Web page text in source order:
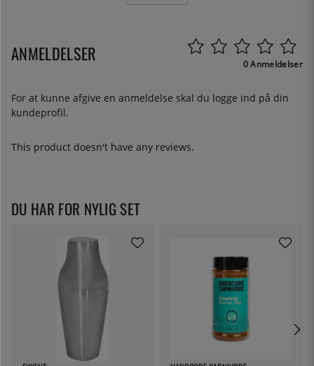
ANMELDELSER 0 Anmeldelser
For at kunne afgive en anmeldelse skal du logge ind på din
kundeprofil.
This product doesn't have any reviews.
DU HAR FOR NYLIG SET